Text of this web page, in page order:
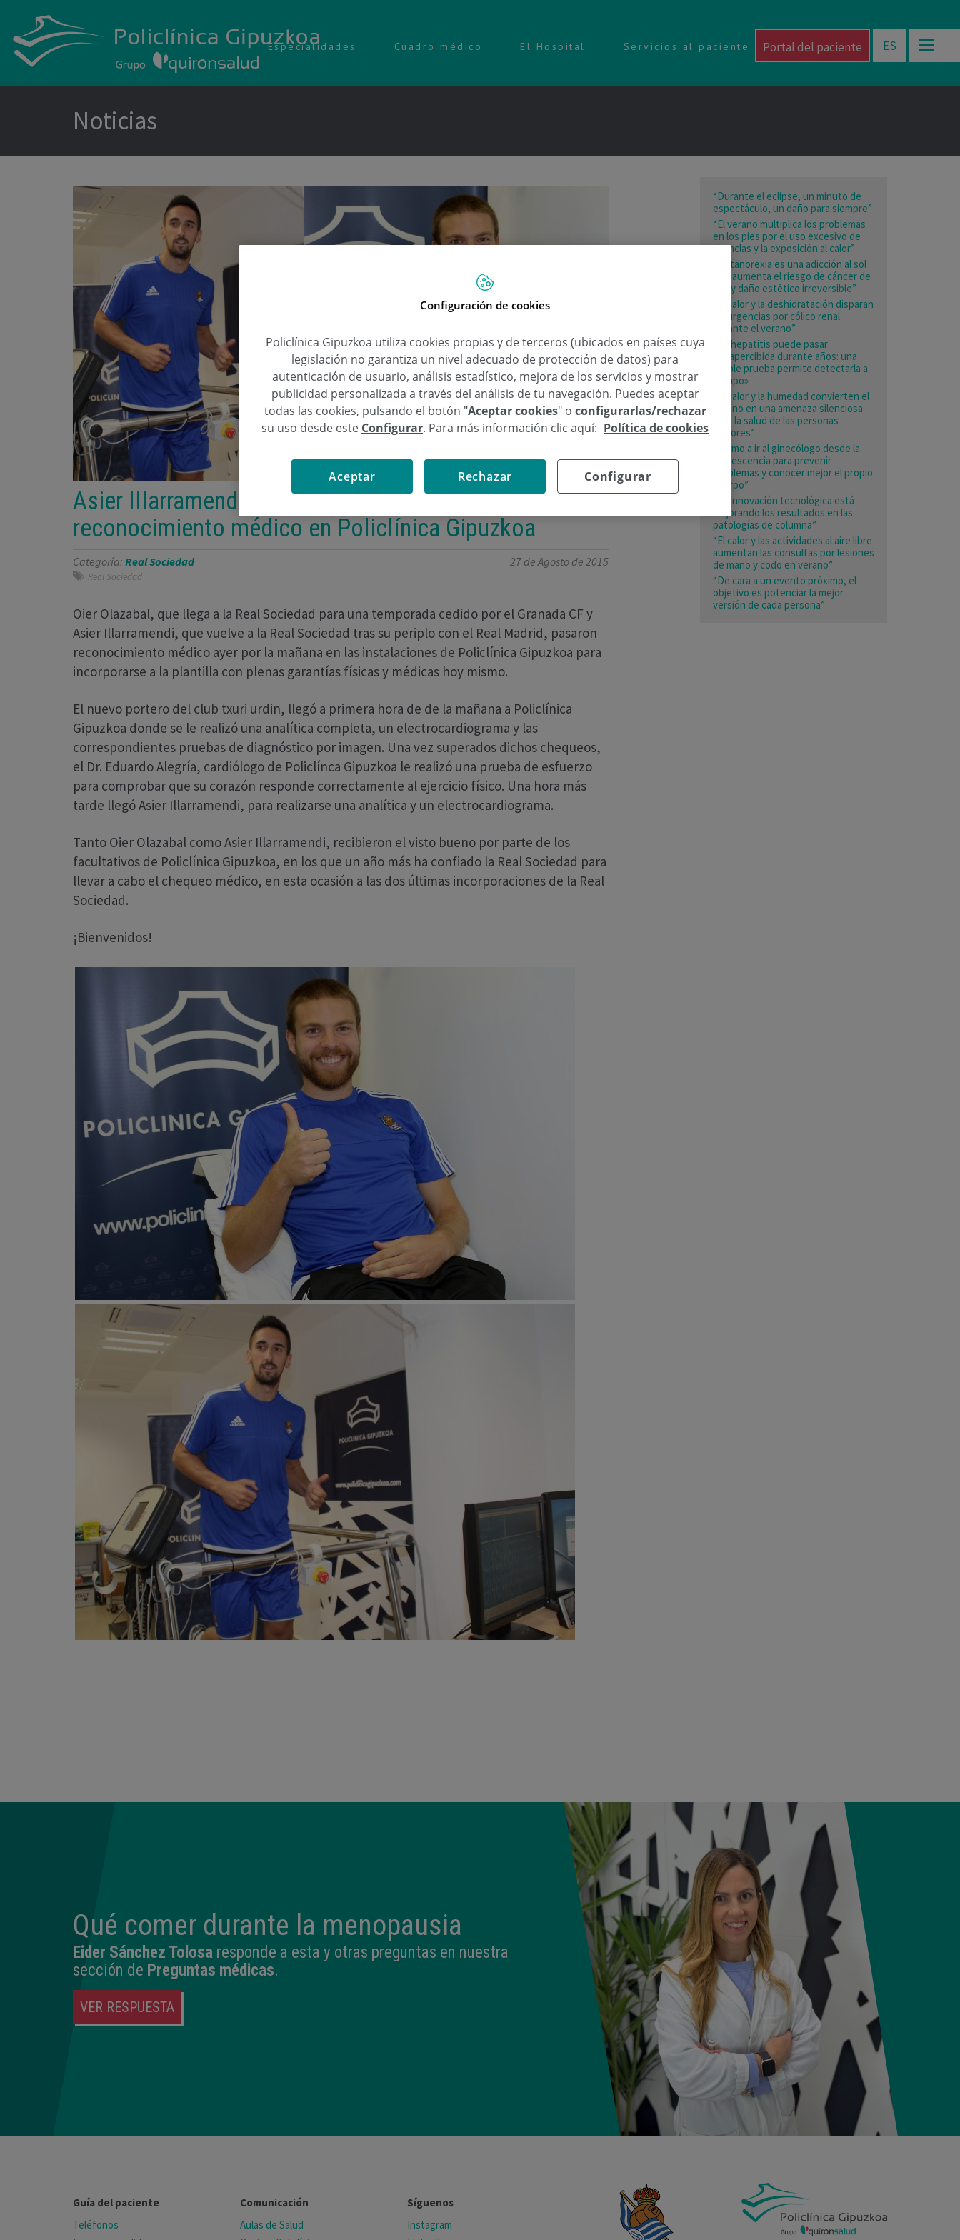
Especialidades Cuadro médico El Hospital Servicios al paciente Portal del paciente ES
Noticias
Asier Illarramendi y Oier Olazabal pasan
reconocimiento médico en Policlínica Gipuzkoa
Categoría: Real Sociedad 27 de Agosto de 2015
Real Sociedad
Oier Olazabal, que llega a la Real Sociedad para una temporada cedido por el Granada CF y
Asier Illarramendi, que vuelve a la Real Sociedad tras su periplo con el Real Madrid, pasaron
reconocimiento médico ayer por la mañana en las instalaciones de Policlínica Gipuzkoa para
incorporarse a la plantilla con plenas garantías físicas y médicas hoy mismo.
El nuevo portero del club txuri urdin, llegó a primera hora de de la mañana a Policlínica
Gipuzkoa donde se le realizó una analítica completa, un electrocardiograma y las
correspondientes pruebas de diagnóstico por imagen. Una vez superados dichos chequeos,
el Dr. Eduardo Alegría, cardiólogo de Policlínca Gipuzkoa le realizó una prueba de esfuerzo
para comprobar que su corazón responde correctamente al ejercicio físico. Una hora más
tarde llegó Asier Illarramendi, para realizarse una analítica y un electrocardiograma.
Tanto Oier Olazabal como Asier Illarramendi, recibieron el visto bueno por parte de los
facultativos de Policlínica Gipuzkoa, en los que un año más ha confiado la Real Sociedad para
llevar a cabo el chequeo médico, en esta ocasión a las dos últimas incorporaciones de la Real
Sociedad.
¡Bienvenidos!
“Durante el eclipse, un minuto de
espectáculo, un daño para siempre”
“El verano multiplica los problemas
en los pies por el uso excesivo de
chanclas y la exposición al calor”
“La tanorexia es una adicción al sol
que aumenta el riesgo de cáncer de
piel y daño estético irreversible”
“El calor y la deshidratación disparan
las urgencias por cólico renal
durante el verano”
«La hepatitis puede pasar
desapercibida durante años: una
simple prueba permite detectarla a
tiempo»
“El calor y la humedad convierten el
verano en una amenaza silenciosa
para la salud de las personas
mayores”
«Animo a ir al ginecólogo desde la
adolescencia para prevenir
problemas y conocer mejor el propio
cuerpo”
“La innovación tecnológica está
mejorando los resultados en las
patologías de columna”
“El calor y las actividades al aire libre
aumentan las consultas por lesiones
de mano y codo en verano”
“De cara a un evento próximo, el
objetivo es potenciar la mejor
versión de cada persona”
Qué comer durante la menopausia
Eider Sánchez Tolosa responde a esta y otras preguntas en nuestra
sección de Preguntas médicas.
VER RESPUESTA
Guía del paciente
Teléfonos
Comunicación
Aulas de Salud
Síguenos
Instagram
Configuración de cookies
Policlínica Gipuzkoa utiliza cookies propias y de terceros (ubicados en países cuya
legislación no garantiza un nivel adecuado de protección de datos) para
autenticación de usuario, análisis estadístico, mejora de los servicios y mostrar
publicidad personalizada a través del análisis de tu navegación. Puedes aceptar
todas las cookies, pulsando el botón "Aceptar cookies" o configurarlas/rechazar
su uso desde este Configurar. Para más información clic aquí: Política de cookies
Configurar
Rechazar
Aceptar